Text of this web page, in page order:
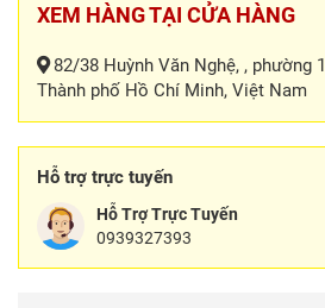
XEM HÀNG TẠI CỬA HÀNG
82/38 Huỳnh Văn Nghệ, , phường
Thành phố Hồ Chí Minh, Việt Nam
Hỗ trợ trực tuyến
Hỗ Trợ Trực Tuyến
0939327393